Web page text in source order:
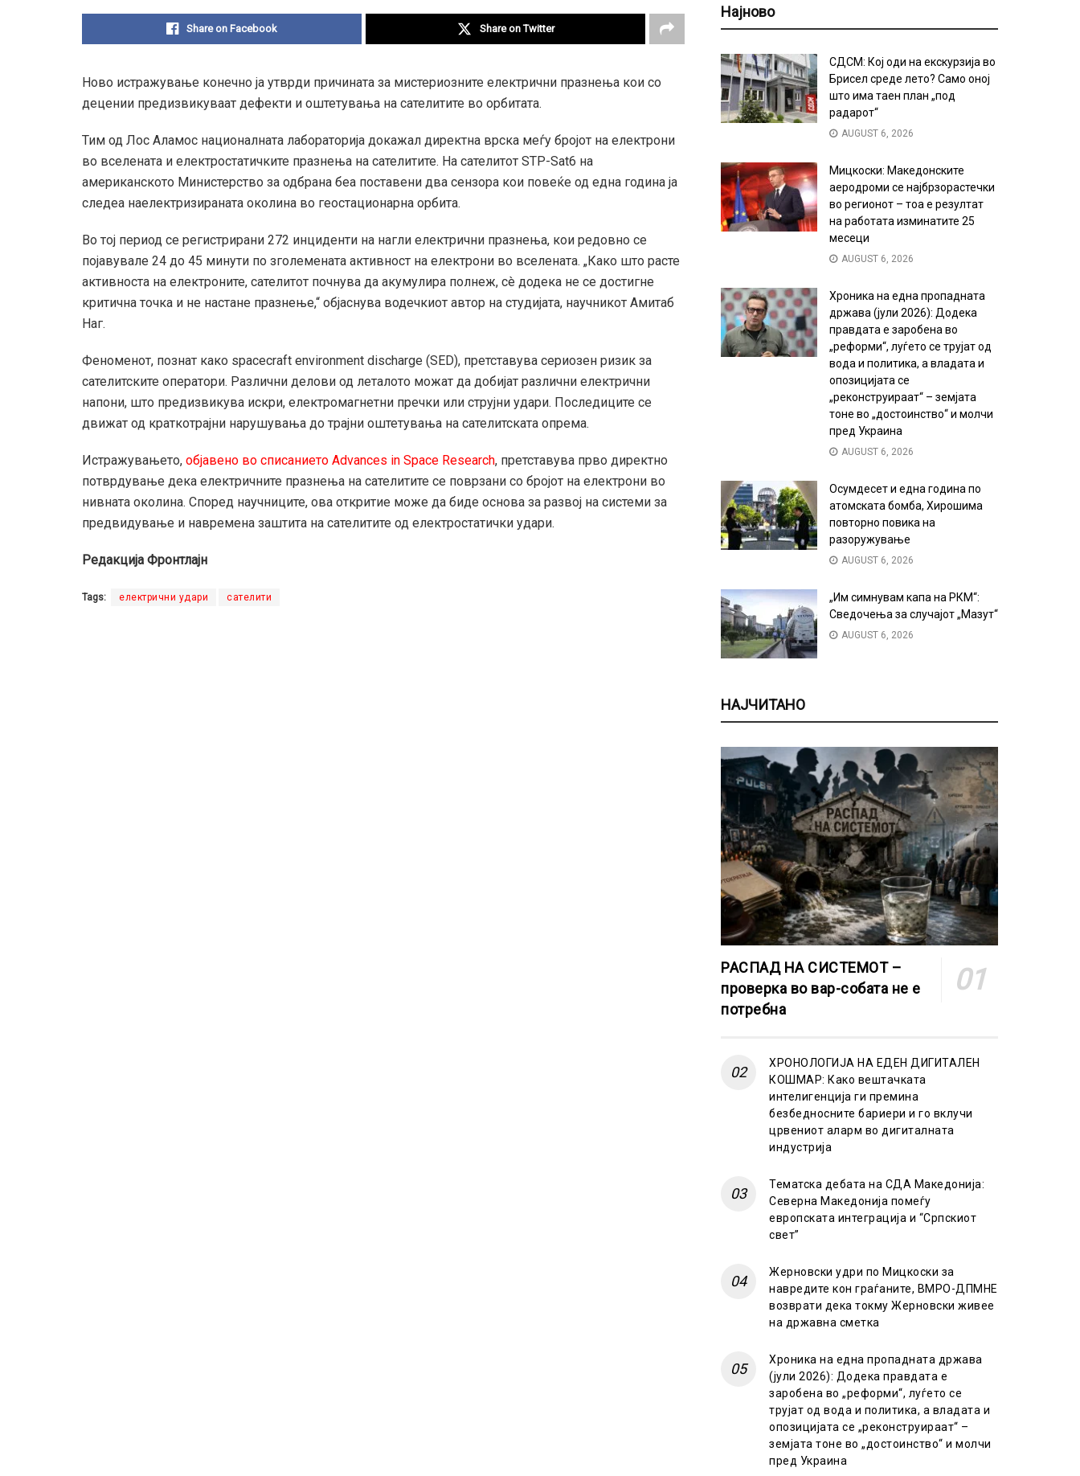
Share on Facebook Share on Twitter
Ново истражување конечно ја утврди причината за мистериозните електрични празнења кои со
децении предизвикуваат дефекти и оштетувања на сателитите во орбитата.
Тим од Лос Аламос националната лабораторија докажал директна врска меѓу бројот на електрони
во вселената и електростатичките празнења на сателитите. На сателитот STP-Sat6 на
американското Министерство за одбрана беа поставени два сензора кои повеќе од една година ја
следеа наелектризираната околина во геостационарна орбита.
Во тој период се регистрирани 272 инциденти на нагли електрични празнења, кои редовно се
појавувале 24 до 45 минути по зголемената активност на електрони во вселената. „Како што расте
активноста на електроните, сателитот почнува да акумулира полнеж, сè додека не се достигне
критична точка и не настане празнење,“ објаснува водечкиот автор на студијата, научникот Амитаб
Наг.
Феноменот, познат како spacecraft environment discharge (SED), претставува сериозен ризик за
сателитските оператори. Различни делови од леталото можат да добијат различни електрични
напони, што предизвикува искри, електромагнетни пречки или струјни удари. Последиците се
движат од краткотрајни нарушувања до трајни оштетувања на сателитската опрема.
Истражувањето, објавено во списанието Advances in Space Research, претставува прво директно
потврдување дека електричните празнења на сателитите се поврзани со бројот на електрони во
нивната околина. Според научниците, ова откритие може да биде основа за развој на системи за
предвидување и навремена заштита на сателитите од електростатички удари.
Редакција Фронтлајн
Tags: електрични удари сателити
Најново
СДСМ: Кој оди на екскурзија во
Брисел среде лето? Само оној
што има таен план „под
радарот“
AUGUST 6, 2026
Мицкоски: Македонските
аеродроми се најбрзорастечки
во регионот – тоа е резултат
на работата изминатите 25
месеци
AUGUST 6, 2026
Хроника на една пропадната
држава (јули 2026): Додека
правдата е заробена во
„реформи“, луѓето се трујат од
вода и политика, а владата и
опозицијата се
„реконструираат“ – земјата
тоне во „достоинство“ и молчи
пред Украина
AUGUST 6, 2026
Осумдесет и една година по
атомската бомба, Хирошима
повторно повика на
разоружување
AUGUST 6, 2026
„Им симнувам капа на РКМ“:
Сведочења за случајот „Мазут“
AUGUST 6, 2026
НАЈЧИТАНО
РАСПАД НА СИСТЕМОТ –
проверка во вар-собата не е
потребна
ХРОНОЛОГИЈА НА ЕДЕН ДИГИТАЛЕН
КОШМАР: Како вештачката
интелигенција ги премина
безбедносните бариери и го вклучи
црвениот аларм во дигиталната
индустрија
Тематска дебата на СДА Македонија:
Северна Македонија помеѓу
европската интеграција и “Српскиот
свет”
Жерновски удри по Мицкоски за
навредите кон граѓаните, ВМРО-ДПМНЕ
возврати дека токму Жерновски живее
на државна сметка
Хроника на една пропадната држава
(јули 2026): Додека правдата е
заробена во „реформи“, луѓето се
трујат од вода и политика, а владата и
опозицијата се „реконструираат“ –
земјата тоне во „достоинство“ и молчи
пред Украина